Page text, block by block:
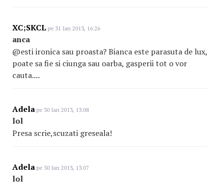
XC;SKCL pe 31 Ian 2013, 16:26
anca
@esti ironica sau proasta? Bianca este parasuta de lux,
poate sa fie si ciunga sau oarba, gasperii tot o vor
cauta....
Adela pe 30 Ian 2013, 13:08
lol
Presa scrie,scuzati greseala!
Adela pe 30 Ian 2013, 13:07
lol